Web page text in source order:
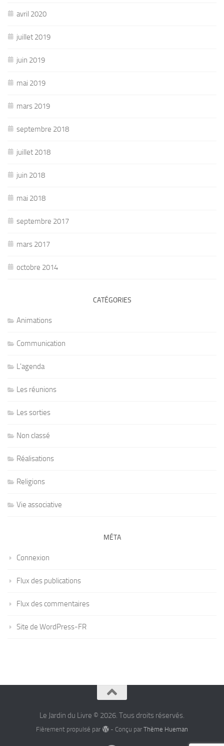
avril 2020
juillet 2019
juin 2019
mai 2019
mars 2019
septembre 2018
juillet 2018
juin 2018
mai 2018
septembre 2017
mars 2017
octobre 2014
CATÉGORIES
Animations
Communication
L'agenda
Les réunions
Les sorties
Non classé
Réalisations
Religions
Vie associative
MÉTA
Connexion
Flux des publications
Flux des commentaires
Site de WordPress-FR
Le Jardin du Livre © 2026. Tous droits réservés.
Fièrement propulsé par - Conçu par Thème Hueman